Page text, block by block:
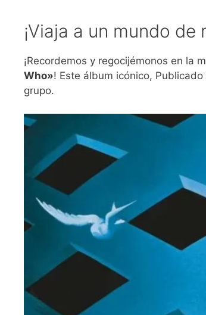
¡Viaja a un mundo
¡Recordemos y regocijémonos en la
Who»! Este álbum icónico, Publicado
grupo.